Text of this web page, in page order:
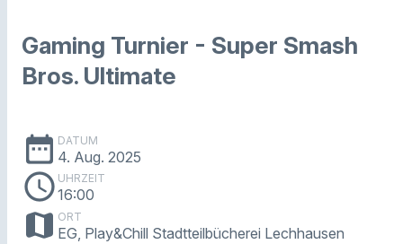
Gaming Turnier - Super Smash
Bros. Ultimate
date_range DATUM
4. Aug. 2025
schedule UHRZEIT
16:00
map ORT
EG, Play&Chill Stadtteilbücherei Lechhausen